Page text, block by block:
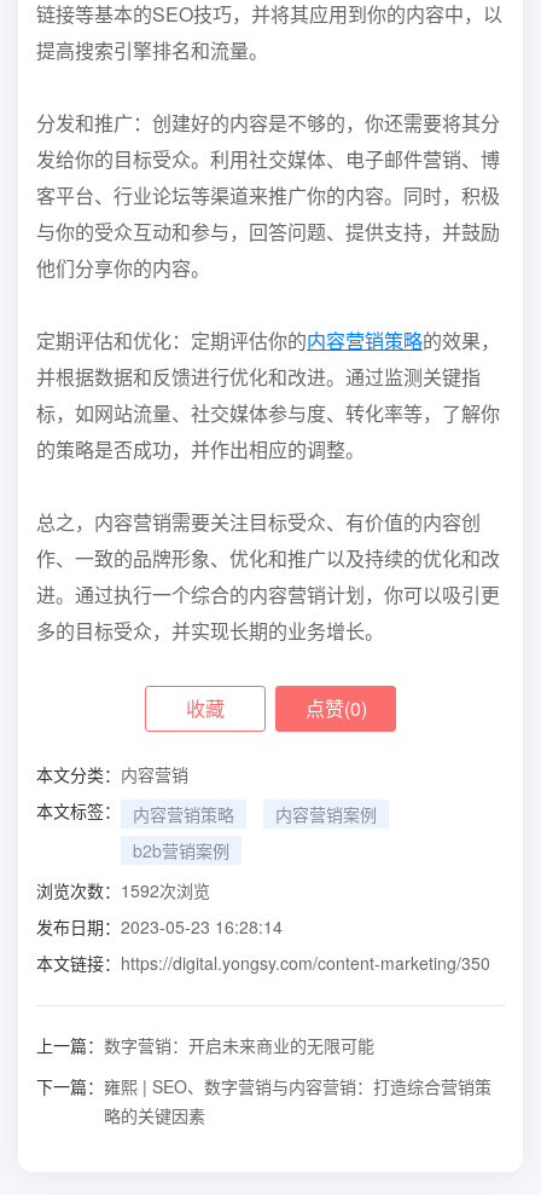
链接等基本的SEO技巧，并将其应用到你的内容中，以
提高搜索引擎排名和流量。
分发和推广：创建好的内容是不够的，你还需要将其分
发给你的目标受众。利用社交媒体、电子邮件营销、博
客平台、行业论坛等渠道来推广你的内容。同时，积极
与你的受众互动和参与，回答问题、提供支持，并鼓励
他们分享你的内容。
定期评估和优化：定期评估你的内容营销策略的效果，
并根据数据和反馈进行优化和改进。通过监测关键指
标，如网站流量、社交媒体参与度、转化率等，了解你
的策略是否成功，并作出相应的调整。
总之，内容营销需要关注目标受众、有价值的内容创
作、一致的品牌形象、优化和推广以及持续的优化和改
进。通过执行一个综合的内容营销计划，你可以吸引更
多的目标受众，并实现长期的业务增长。
收藏 点赞(0)
本文分类： 内容营销
本文标签：
内容营销策略
内容营销案例
b2b营销案例
浏览次数： 1592次浏览
发布日期： 2023-05-23 16:28:14
本文链接： https://digital.yongsy.com/content-marketing/350
上一篇： 数字营销：开启未来商业的无限可能
下一篇： 雍熙 | SEO、数字营销与内容营销：打造综合营销策
略的关键因素